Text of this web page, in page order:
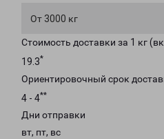
От 3000 кг
Стоимость доставки за 1 кг
19.3*
Ориентировочный срок
4 - 4**
Дни отправки
вт, пт, вс